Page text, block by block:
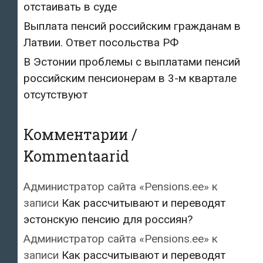
отстаивать в суде
Выплата пенсий российским гражданам в
Латвии. Ответ посольства РФ
В Эстонии проблемы с выплатами пенсий
российским пенсионерам в 3-м квартале
отсутствуют
Комментарии /
Kommentaarid
Администратор сайта «Pensions.ee» к
записи Как рассчитывают и переводят
эстонскую пенсию для россиян?
Администратор сайта «Pensions.ee» к
записи Как рассчитывают и переводят